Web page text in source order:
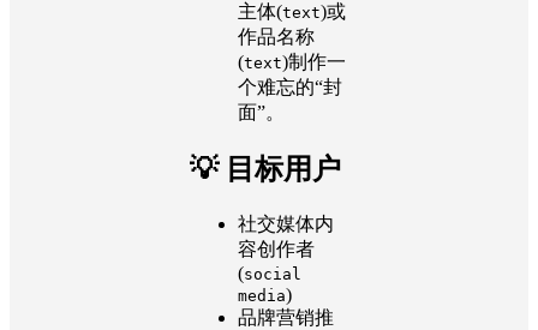
主体(text)或
作品名称
(text)制作一
个难忘的“封
面”。
💡 目标用户
社交媒体内
容创作者
(social
media)
品牌营销推